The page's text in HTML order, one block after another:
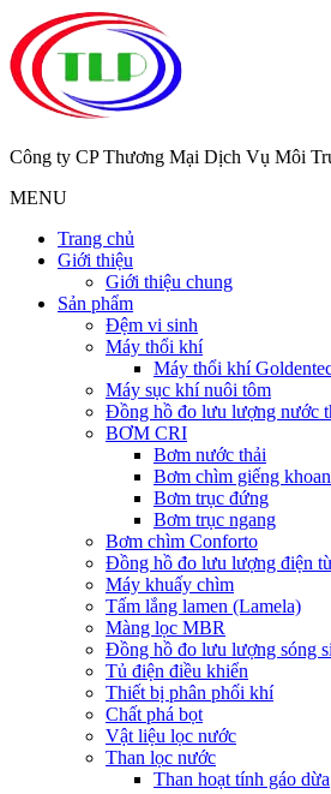
Công ty CP Thương Mại Dịch Vụ Môi
MENU
Trang chủ
Giới thiệu
Giới thiệu chung
Sản phẩm
Đệm vi sinh
Máy thổi khí
Máy thổi khí
Máy sục khí nuôi tôm
Đồng hồ đo lưu lượng nước
BƠM CRI
Bơm nước thải
Bơm chìm giếng khoan
Bơm trục đứng
Bơm trục ngang
Bơm chìm Conforto
Đồng hồ đo lưu lượng điện
Máy khuấy chìm
Tấm lắng lamen (Lamela)
Màng lọc MBR
Đồng hồ đo lưu lượng sóng
Tủ điện điều khiển
Thiết bị phân phối khí
Chất phá bọt
Vật liệu lọc nước
Than lọc nước
Than hoạt tính gáo dừa